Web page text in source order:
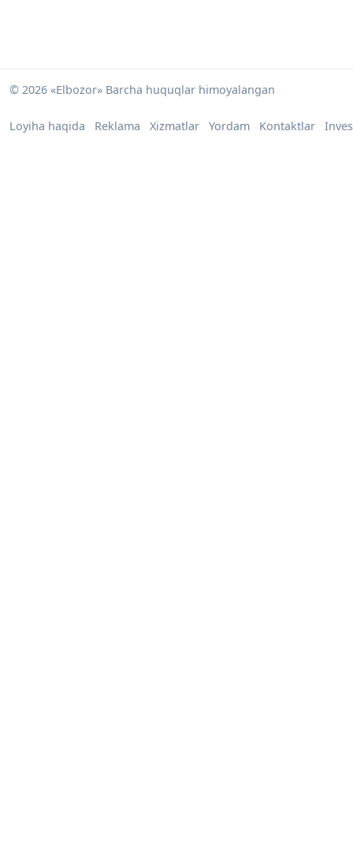
© 2026 «Elbozor» Barcha huquqlar himoyalangan
Loyiha haqida Reklama Xizmatlar Yordam Kontaktlar